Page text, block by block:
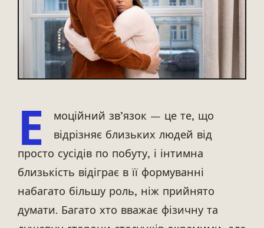
Е
моційний зв’язок — це те, що
відрізняє близьких людей від
просто сусідів по побуту, і інтимна
близькість відіграє в її формуванні
набагато більшу роль, ніж прийнято
думати. Багато хто вважає фізичну та